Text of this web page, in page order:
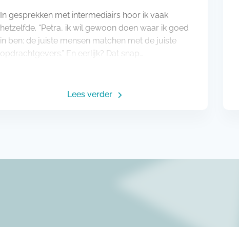
In gesprekken met intermediairs hoor ik vaak
hetzelfde. “Petra, ik wil gewoon doen waar ik goed
in ben: de juiste mensen matchen met de juiste
opdrachtgevers.” En eerlijk? Dat snap…
Lees verder